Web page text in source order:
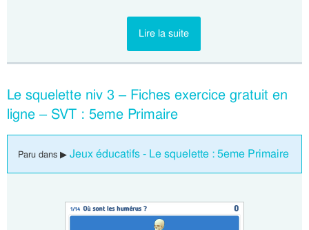
Lire la suite
Le squelette niv 3 – Fiches exercice gratuit en
ligne – SVT : 5eme Primaire
Paru dans ▶ Jeux éducatifs - Le squelette : 5eme Primaire